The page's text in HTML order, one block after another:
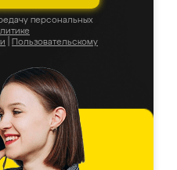
персональных
Пользовательскому